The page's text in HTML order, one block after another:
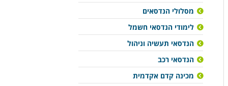
מסלולי הנדסאים
לימודי הנדסאי חשמל
הנדסאי תעשיה וניהול
הנדסאי רכב
מכינה קדם אקדמית